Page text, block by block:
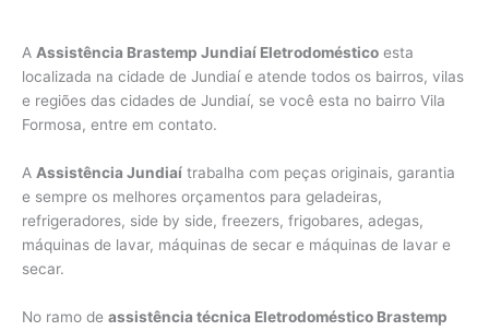
A Assistência Brastemp Jundiaí Eletrodoméstico esta
localizada na cidade de Jundiaí e atende todos os bairros, vilas
e regiões das cidades de Jundiaí, se você esta no bairro Vila
Formosa, entre em contato.
A Assistência Jundiaí trabalha com peças originais, garantia
e sempre os melhores orçamentos para geladeiras,
refrigeradores, side by side, freezers, frigobares, adegas,
máquinas de lavar, máquinas de secar e máquinas de lavar e
secar.
No ramo de assistência técnica Eletrodoméstico Brastemp